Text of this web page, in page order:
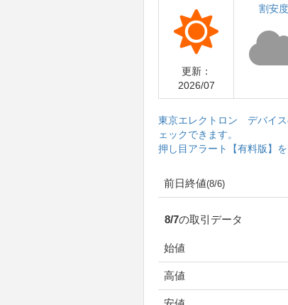
更新：
2026/07
割安度
東京エレクトロン デバイス
ェックできます。
押し目アラート【有料版】
前日終値(8/6)
8/7の取引データ
始値
高値